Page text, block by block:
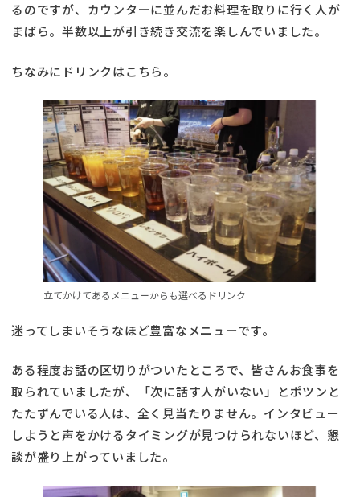
るのですが、カウンターに並んだお料理を取りに行く人が
まばら。半数以上が引き続き交流を楽しんでいました。
ちなみにドリンクはこちら。
立てかけてあるメニューからも選べるドリンク
迷ってしまいそうなほど豊富なメニューです。
ある程度お話の区切りがついたところで、皆さんお食事を
取られていましたが、「次に話す人がいない」とポツンと
たたずんでいる人は、全く見当たりません。インタビュー
しようと声をかけるタイミングが見つけられないほど、懇
談が盛り上がっていました。